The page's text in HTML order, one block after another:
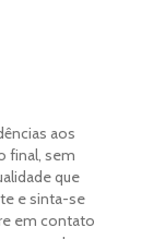
aos
final, sem
que
e sinta-se
em contato